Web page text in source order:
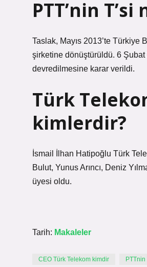
PTT’nin
Taslak, Mayıs 2013’te Türkiye
şirketine dönüştürüldü. 6 Şubat
devredilmesine karar verildi.
Türk
kimlerdir?
İsmail İlhan Hatipoğlu Türk
Bulut, Yunus Arıncı, Deniz
üyesi oldu.
Tarih: Makaleler
CEO Türk Telekom kimdir PTTnin